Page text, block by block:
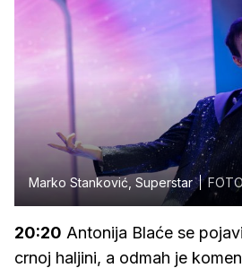
Marko Stanković, Superstar
20:20 Antonija Blaće se
crnoj haljini, a odmah je